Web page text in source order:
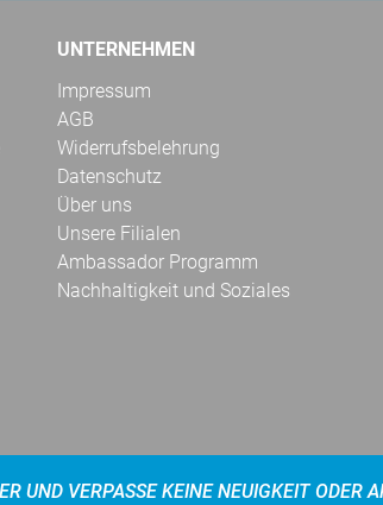
UNTERNEHMEN
Impressum
AGB
Widerrufsbelehrung
Datenschutz
Über uns
Unsere Filialen
Ambassador Programm
Nachhaltigkeit und Soziales
UND VERPASSE KEINE NEUIGKEIT ODER